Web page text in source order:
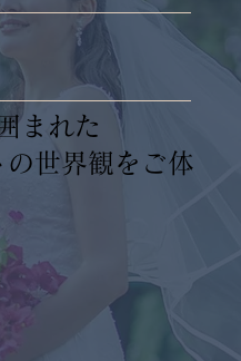
まれた
世界観をご体